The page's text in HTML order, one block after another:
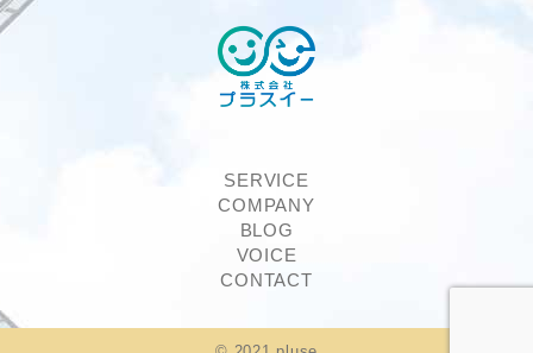
SERVICE
COMPANY
BLOG
VOICE
CONTACT